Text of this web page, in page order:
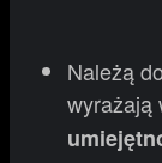
Należą
wyrażają